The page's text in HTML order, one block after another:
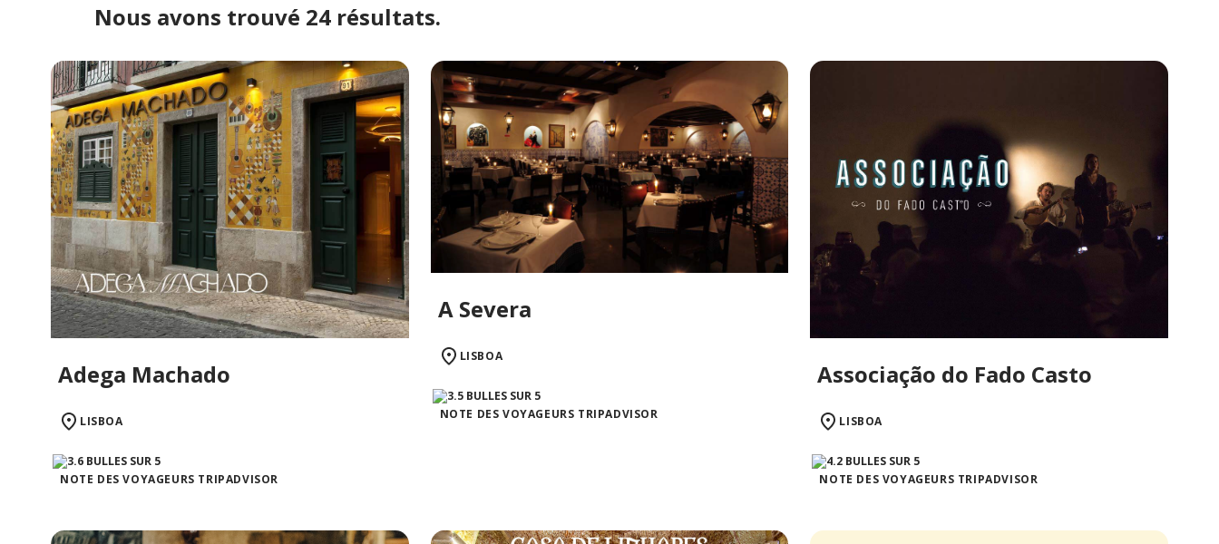
Nous avons trouvé 24 résultats.
Adega Machado
LISBOA
NOTE DES VOYAGEURS TRIPADVISOR
A Severa
LISBOA
NOTE DES VOYAGEURS TRIPADVISOR
Associação do Fado Casto
LISBOA
NOTE DES VOYAGEURS TRIPADVISOR